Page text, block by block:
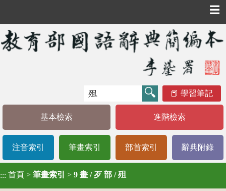
☰
學習筆記
基本檢索 進階檢索
注音索引 筆畫索引 部首索引 辭典附錄
::: 首頁 > 筆畫索引 > 9 畫 / 歹 部 / 殂